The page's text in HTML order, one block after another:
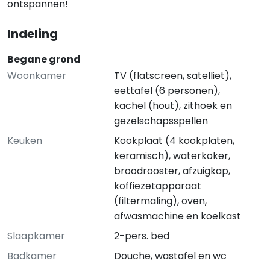
ontspannen!
Indeling
Begane grond
Woonkamer
TV (flatscreen, satelliet),
eettafel (6 personen),
kachel (hout), zithoek en
gezelschapsspellen
Keuken
Kookplaat (4 kookplaten,
keramisch), waterkoker,
broodrooster, afzuigkap,
koffiezetapparaat
(filtermaling), oven,
afwasmachine en koelkast
Slaapkamer
2-pers. bed
Badkamer
Douche, wastafel en wc